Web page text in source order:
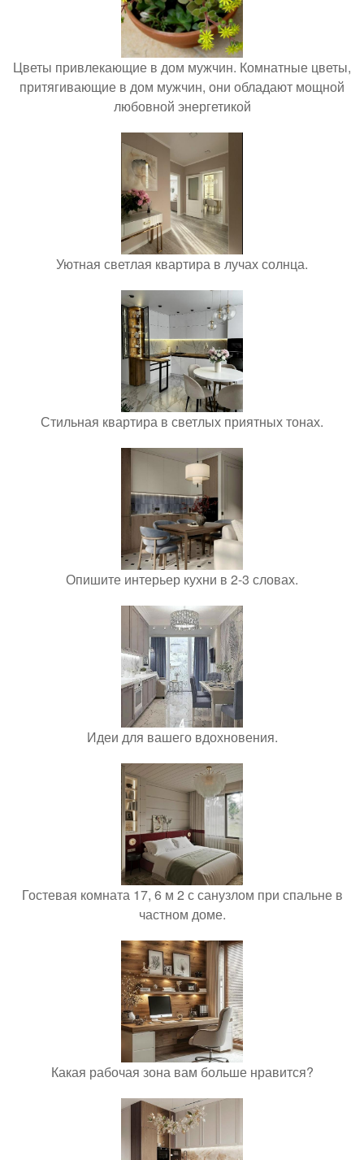
Цветы привлекающие в дом мужчин. Комнатные цветы,
притягивающие в дом мужчин, они обладают мощной
любовной энергетикой
Уютная светлая квартира в лучах солнца.
Стильная квартира в светлых приятных тонах.
Опишите интерьер кухни в 2-3 словах.
Идеи для вашего вдохновения.
Гостевая комната 17, 6 м 2 с санузлом при спальне в
частном доме.
Какая рабочая зона вам больше нравится?